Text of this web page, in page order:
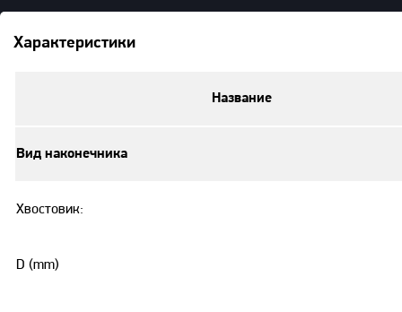
Характеристики
Название
Вид наконечника
Хвостовик:
D (mm)